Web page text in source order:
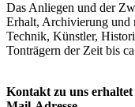
Das Anliegen und der
Erhalt, Archivierung und
Technik, Künstler,
Tonträgern der Zeit bis
Kontakt zu uns